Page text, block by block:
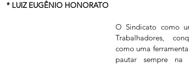
* LUIZ EUGÊNIO HONORATO
O Sindicato como
Trabalhadores,
como uma
pautar sempre na